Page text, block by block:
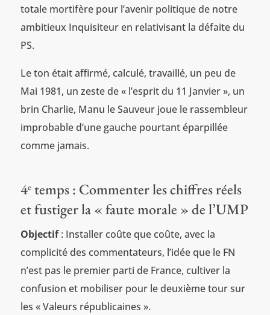
totale mortifère pour l’avenir politique de notre
ambitieux Inquisiteur en relativisant la défaite du
PS.
Le ton était affirmé, calculé, travaillé, un peu de
Mai 1981, un zeste de « l’esprit du 11 Janvier », un
brin Charlie, Manu le Sauveur joue le rassembleur
improbable d’une gauche pourtant éparpillée
comme jamais.
4etemps : Commenter les chiffres réels
et fustiger la « faute morale » de l’UMP
Objectif: Installer coûte que coûte, avec la
complicité des commentateurs, l’idée que le FN
n’est pas le premier parti de France, cultiver la
confusion et mobiliser pour le deuxième tour sur
les « Valeurs républicaines ».